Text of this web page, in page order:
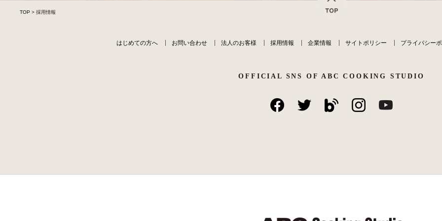
TOP > 採用情報
はじめての方へ お問い合わせ 法人のお客様 採用情報 企業情報 サイトポリシー プライバシー
OFFICIAL SNS OF ABC COOKING STUDIO